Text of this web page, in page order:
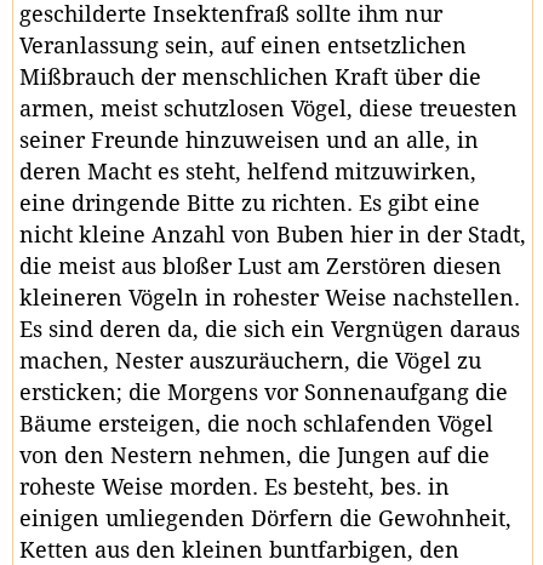
geschilderte Insektenfraß sollte ihm nur
Veranlassung sein, auf einen entsetzlichen
Mißbrauch der menschlichen Kraft über die
armen, meist schutzlosen Vögel, diese treuesten
seiner Freunde hinzuweisen und an alle, in
deren Macht es steht, helfend mitzuwirken,
eine dringende Bitte zu richten. Es gibt eine
nicht kleine Anzahl von Buben hier in der Stadt,
die meist aus bloßer Lust am Zerstören diesen
kleineren Vögeln in rohester Weise nachstellen.
Es sind deren da, die sich ein Vergnügen daraus
machen, Nester auszuräuchern, die Vögel zu
ersticken; die Morgens vor Sonnenaufgang die
Bäume ersteigen, die noch schlafenden Vögel
von den Nestern nehmen, die Jungen auf die
roheste Weise morden. Es besteht, bes. in
einigen umliegenden Dörfern die Gewohnheit,
Ketten aus den kleinen buntfarbigen, den